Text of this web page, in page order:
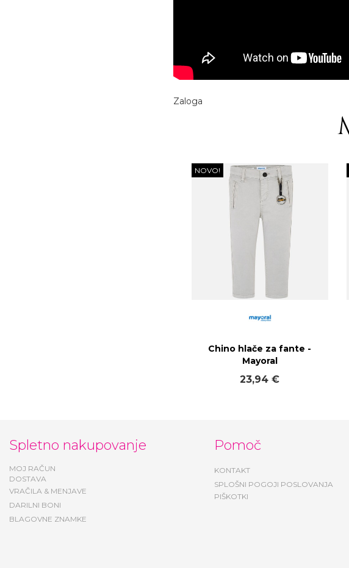
Zaloga
NOVO!
Chino hlače za fante -
Mayoral
23,94 €
Spletno nakupovanje
MOJ RAČUN
DOSTAVA
VRAČILA & MENJAVE
DARILNI BONI
BLAGOVNE ZNAMKE
Pomoč
KONTAKT
SPLOŠNI POGOJI POSLOVANJA
PIŠKOTKI